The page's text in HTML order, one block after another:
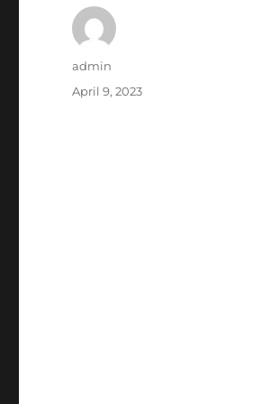
Autor
admin
Veröffentlicht
April 9, 2023